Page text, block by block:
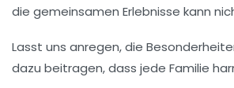
die gemeinsamen Erlebnisse kann
Lasst uns anregen, die
dazu beitragen, dass jede Familie